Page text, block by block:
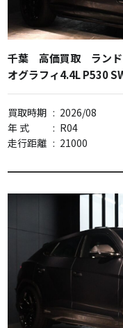
千葉 高価買取 ランド
オグラフィ4.4L P530
買取時期 : 2026/08
年 式
: R04
走行距離 : 21000